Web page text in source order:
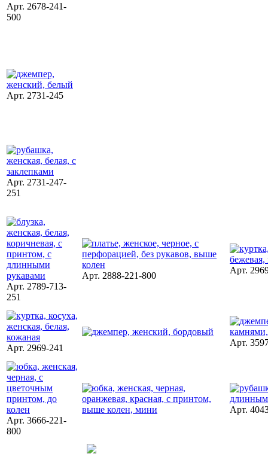
Арт. 2678-241-
500
Арт. 2731-245
Арт. 2731-247-
251
Арт. 2789-713-
251
Арт. 2888-221-800
Арт.
Арт. 2969-241
Арт.
Арт. 3666-221-
800
Арт.